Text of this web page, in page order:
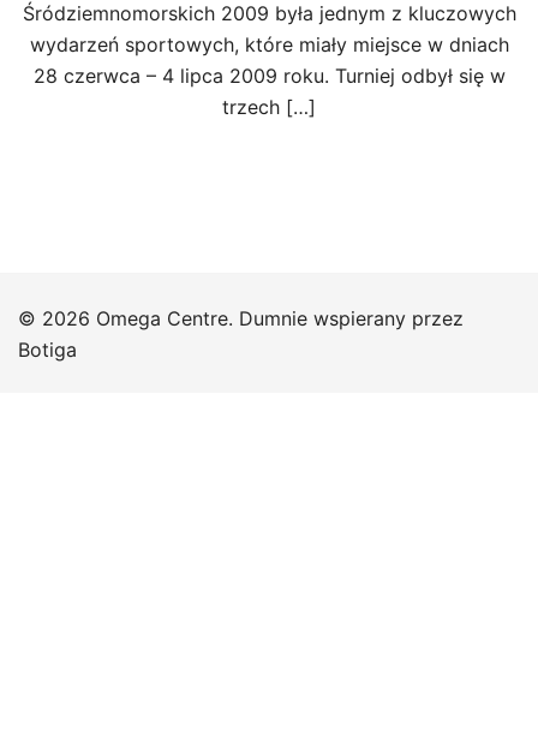
Śródziemnomorskich 2009 była jednym z kluczowych
wydarzeń sportowych, które miały miejsce w dniach
28 czerwca – 4 lipca 2009 roku. Turniej odbył się w
trzech […]
© 2026 Omega Centre. Dumnie wspierany przez
Botiga